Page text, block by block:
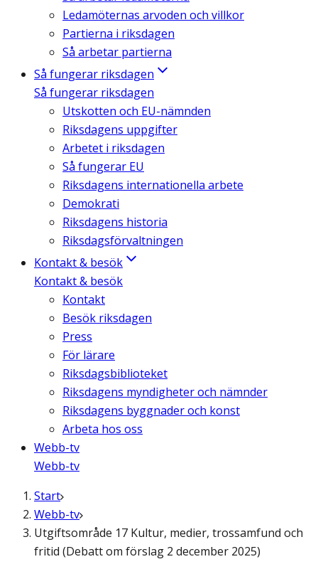
Ledamöternas arvoden och villkor
Partierna i riksdagen
Så arbetar partierna
Så fungerar riksdagen
Så fungerar riksdagen
Utskotten och EU-nämnden
Riksdagens uppgifter
Arbetet i riksdagen
Så fungerar EU
Riksdagens internationella arbete
Demokrati
Riksdagens historia
Riksdagsförvaltningen
Kontakt & besök
Kontakt & besök
Kontakt
Besök riksdagen
Press
För lärare
Riksdagsbiblioteket
Riksdagens myndigheter och nämnder
Riksdagens byggnader och konst
Arbeta hos oss
Webb-tv
Webb-tv
Start
Webb-tv
Utgiftsområde 17 Kultur, medier, trossamfund och
fritid (Debatt om förslag 2 december 2025)